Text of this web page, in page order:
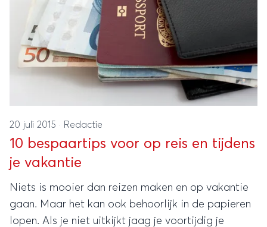
20 juli 2015 · Redactie
10 bespaartips voor op reis en tijdens
je vakantie
Niets is mooier dan reizen maken en op vakantie
gaan. Maar het kan ook behoorlijk in de papieren
lopen. Als je niet uitkijkt jaag je voortijdig je